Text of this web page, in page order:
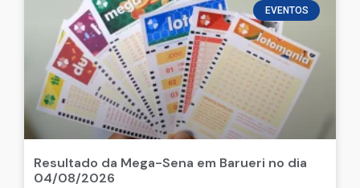
EVENTOS
Resultado da Mega-Sena em Barueri no dia
04/08/2026